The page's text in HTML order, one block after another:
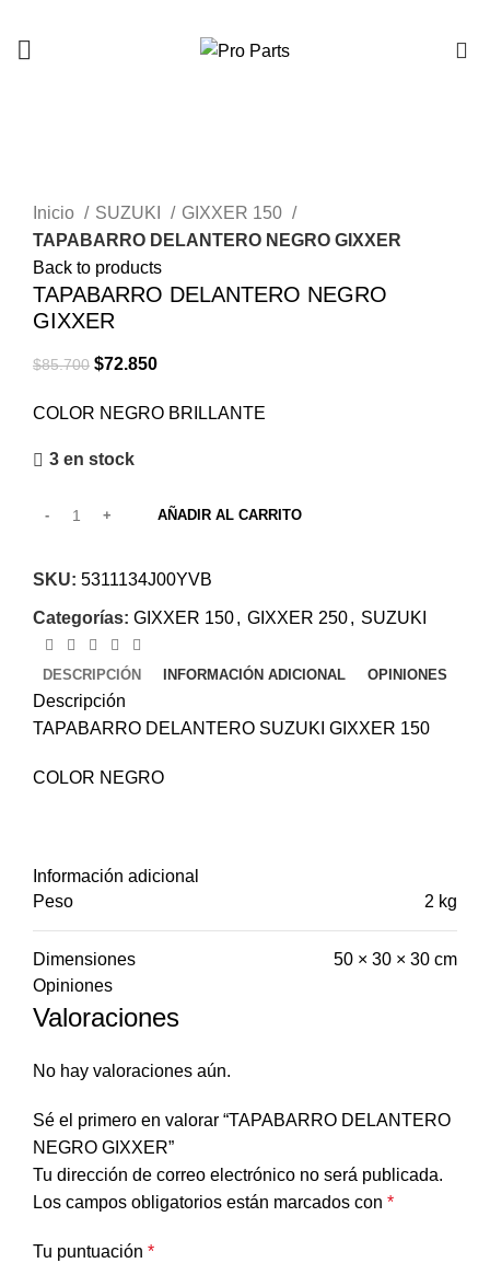
Inicio
SUZUKI
GIXXER 150
TAPABARRO DELANTERO NEGRO GIXXER
Back to products
TAPABARRO DELANTERO NEGRO
GIXXER
$85.700 $72.850
COLOR NEGRO BRILLANTE
3 en stock
AÑADIR AL CARRITO
SKU: 5311134J00YVB
Categorías: GIXXER 150, GIXXER 250, SUZUKI
DESCRIPCIÓN INFORMACIÓN ADICIONAL OPINIONES
Descripción
TAPABARRO DELANTERO SUZUKI GIXXER 150
COLOR NEGRO
Información adicional
Peso
2 kg
Dimensiones
50 × 30 × 30 cm
Opiniones
Valoraciones
No hay valoraciones aún.
Sé el primero en valorar “TAPABARRO DELANTERO
NEGRO GIXXER”
Tu dirección de correo electrónico no será publicada.
Los campos obligatorios están marcados con *
Tu puntuación *